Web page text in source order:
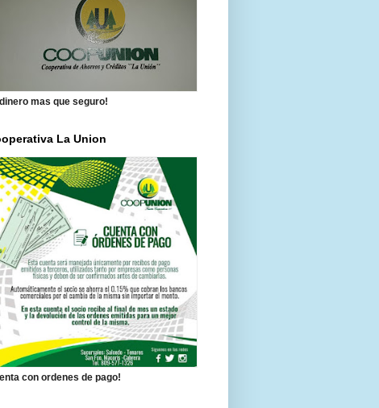
mas que seguro!
La Union
con ordenes de pago!